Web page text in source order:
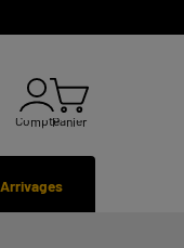
ComptePanier
Arrivages